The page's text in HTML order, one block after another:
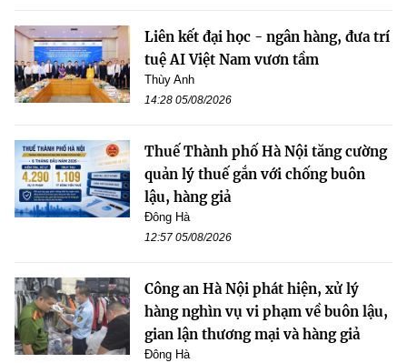
Liên kết đại học - ngân hàng, đưa trí
tuệ AI Việt Nam vươn tầm
Thùy Anh
14:28 05/08/2026
Thuế Thành phố Hà Nội tăng cường
quản lý thuế gắn với chống buôn
lậu, hàng giả
Đông Hà
12:57 05/08/2026
Công an Hà Nội phát hiện, xử lý
hàng nghìn vụ vi phạm về buôn lậu,
gian lận thương mại và hàng giả
Đông Hà